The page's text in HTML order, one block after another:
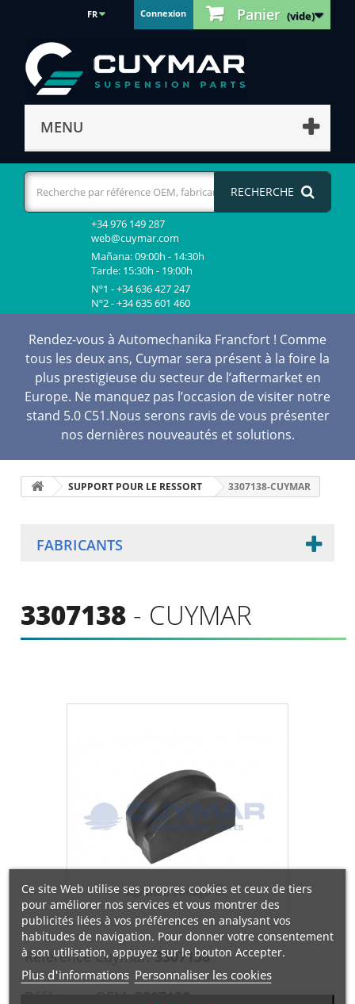
Panier (vide)
Connexion
FR
MENU
RECHERCHE
+34 976 149 287
web@cuymar.com
Mañana: 09:00h - 14:30h
Tarde: 15:30h - 19:00h
Nº1 - +34 636 427 247
Nº2 - +34 635 601 460
Rendez-vous à Automechanika Francfort ! Comme
tous les deux ans, Cuymar sera présent à la foire la
plus prestigieuse du secteur de l’aftermarket en
Europe. Ne manquez pas l’occasion de visiter notre
stand 5.0 C51.Nous serons ravis de vous présenter
nos dernières nouveautés et solutions.
SUPPORT POUR LE RESSORT 3307138-CUYMAR
FABRICANTS
3307138 - CUYMAR
Agrandir l'image
Référence Cuymar: 3307138
Ce site Web utilise ses propres cookies et ceux de tiers
pour améliorer nos services et vous montrer des
publicités liées à vos préférences en analysant vos
habitudes de navigation. Pour donner votre consentement
à son utilisation, appuyez sur le bouton Accepter.
Plus d'informations Personnaliser les cookies